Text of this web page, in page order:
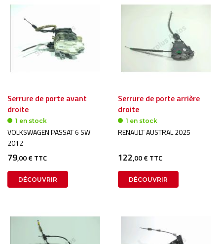
Serrure de porte avant
droite
1 en stock
VOLKSWAGEN PASSAT 6 SW
2012
79,00 € TTC
DÉCOUVRIR
Serrure de porte arrière
droite
1 en stock
RENAULT AUSTRAL 2025
122,00 € TTC
DÉCOUVRIR